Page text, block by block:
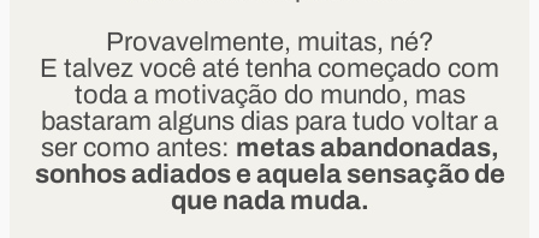
Provavelmente, muitas, né?
E talvez você até tenha começado com
toda a motivação do mundo, mas
bastaram alguns dias para tudo voltar a
ser como antes: metas abandonadas,
sonhos adiados e aquela sensação de
que nada muda.